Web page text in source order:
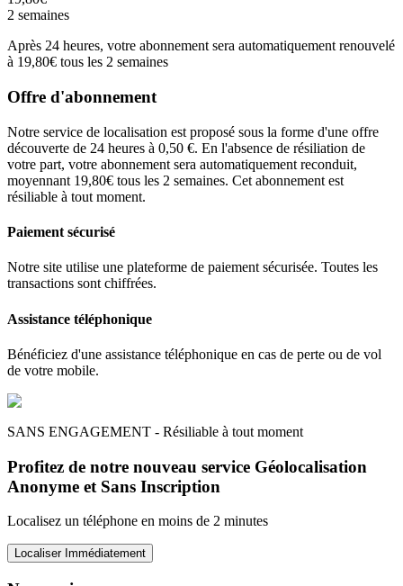
2 semaines
Après 24 heures, votre abonnement sera automatiquement renouvelé
à 19,80€ tous les 2 semaines
Offre d'abonnement
Notre service de localisation est proposé sous la forme d'une offre
découverte de 24 heures à 0,50 €. En l'absence de résiliation de
votre part, votre abonnement sera automatiquement reconduit,
moyennant 19,80€ tous les 2 semaines. Cet abonnement est
résiliable à tout moment.
Paiement sécurisé
Notre site utilise une plateforme de paiement sécurisée. Toutes les
transactions sont chiffrées.
Assistance téléphonique
Bénéficiez d'une assistance téléphonique en cas de perte ou de vol
de votre mobile.
SANS ENGAGEMENT - Résiliable à tout moment
Profitez de notre nouveau service Géolocalisation
Anonyme et Sans Inscription
Localisez un téléphone en moins de 2 minutes
Localiser Immédiatement